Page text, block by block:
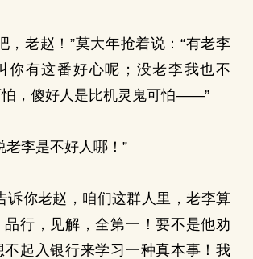
老赵！”莫大年抢着说：“有老李
你有这番好心呢；没老李我也不
，傻好人是比机灵鬼可怕——”
李是不好人哪！”
老赵，咱们这群人里，老李算
行，见解，全第一！要不是他劝
不起入银行来学习一种真本事！我